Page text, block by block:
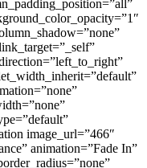
image_url=”466″
animation=”Fade In”